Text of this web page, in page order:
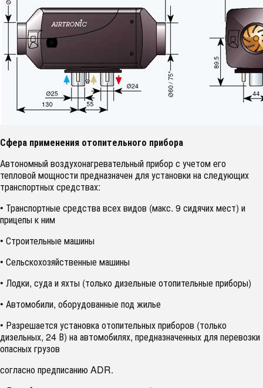
Сфера применения отопительного прибора
Автономный воздухонагревательный прибор с учетом его
тепловой мощности предназначен для установки на следующих
транспортных средствах:
• Транспортные средства всех видов (макс. 9 сидячих мест) и
прицепы к ним
• Строительные машины
• Сельскохозяйственные машины
• Лодки, суда и яхты (только дизельные отопительные приборы)
• Автомобили, оборудованные под жилье
• Разрешается установка отопительных приборов (только
дизельных, 24 В) на автомобилях, предназначенных для перевозки
опасных грузов
согласно предписанию ADR.